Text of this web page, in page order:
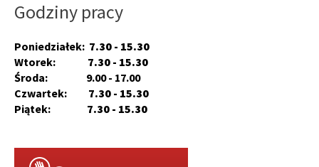
Godziny pracy
Poniedziałek: 7.30 - 15.30
Wtorek: 7.30 - 15.30
Środa: 9.00 - 17.00
Czwartek: 7.30 - 15.30
Piątek: 7.30 - 15.30